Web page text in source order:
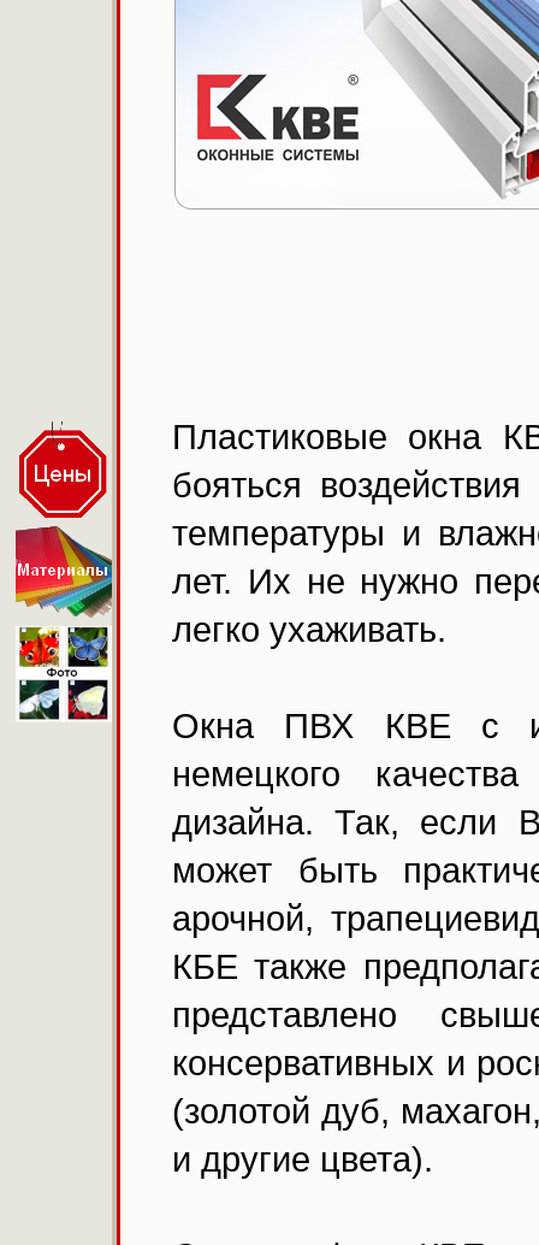
Пластиковые окна
бояться
температуры и
лет. Их не нужно
легко ухаживать.
Окна ПВХ КВЕ с
немецкого
дизайна. Так, если
может быть
арочной,
КБЕ также
представлено
консервативных и
(золотой дуб,
и другие цвета).